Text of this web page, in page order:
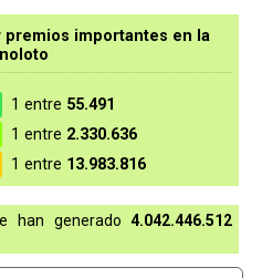
premios importantes en la
1 entre 55.491
1 entre 2.330.636
1 entre 13.983.816
han generado4.042.446.512